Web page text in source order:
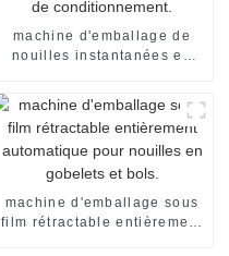
machine d'emballage de
nouilles instantanées en
carton, pour emballage de
nouilles instantanées en
sachets individuels. Ligne
de production de
conditionnement.
machine d'emballage sous
film rétractable entièrement